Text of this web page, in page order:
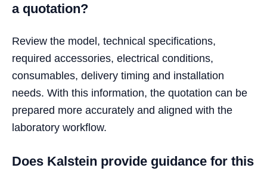
a quotation?
Review the model, technical specifications,
required accessories, electrical conditions,
consumables, delivery timing and installation
needs. With this information, the quotation can be
prepared more accurately and aligned with the
laboratory workflow.
Does Kalstein provide guidance for this